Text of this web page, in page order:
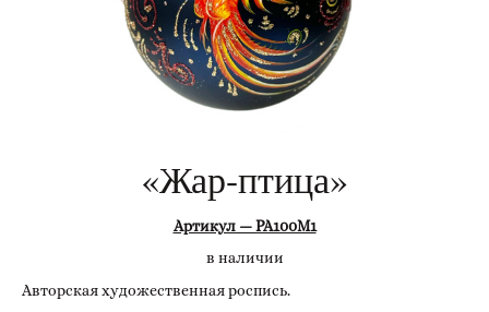
«Жар-птица»
Артикул — РА100М1
в наличии
Авторская художественная роспись.